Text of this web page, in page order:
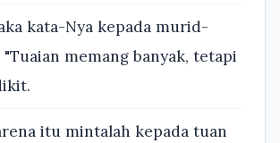
kata-Nya kepada murid-
memang banyak, tetapi
itu mintalah kepada tuan